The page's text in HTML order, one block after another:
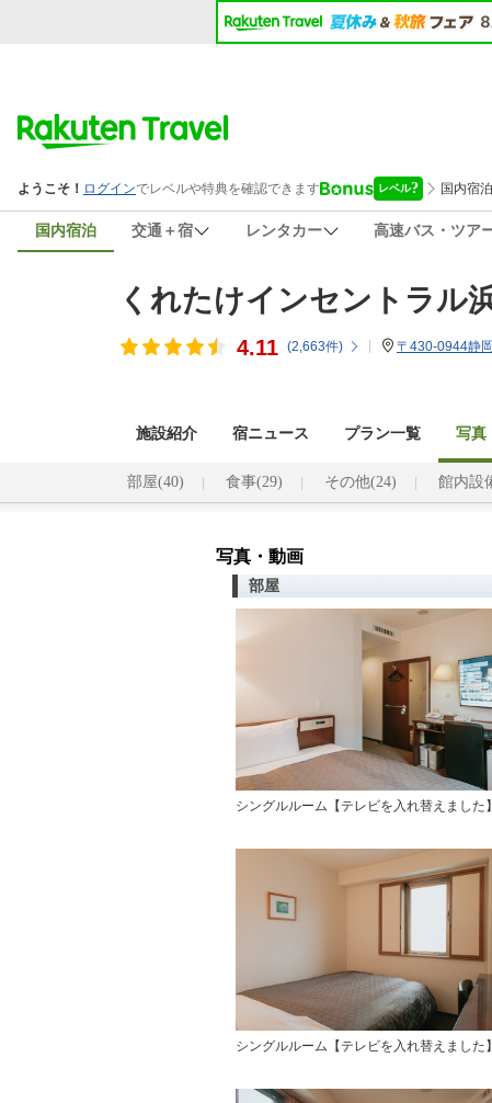
国内宿泊 交通＋宿 レンタカー 高速バス・ツア
くれたけインセントラル
4.11 (2,663件) 〒430-0944静
施設紹介 宿ニュース プラン一覧 写真
部屋(40) 食事(29) その他(24) 館内設
写真・動画
部屋
シングルルーム【テレビを入れ替えまし
シングルルーム【テレビを入れ替えまし